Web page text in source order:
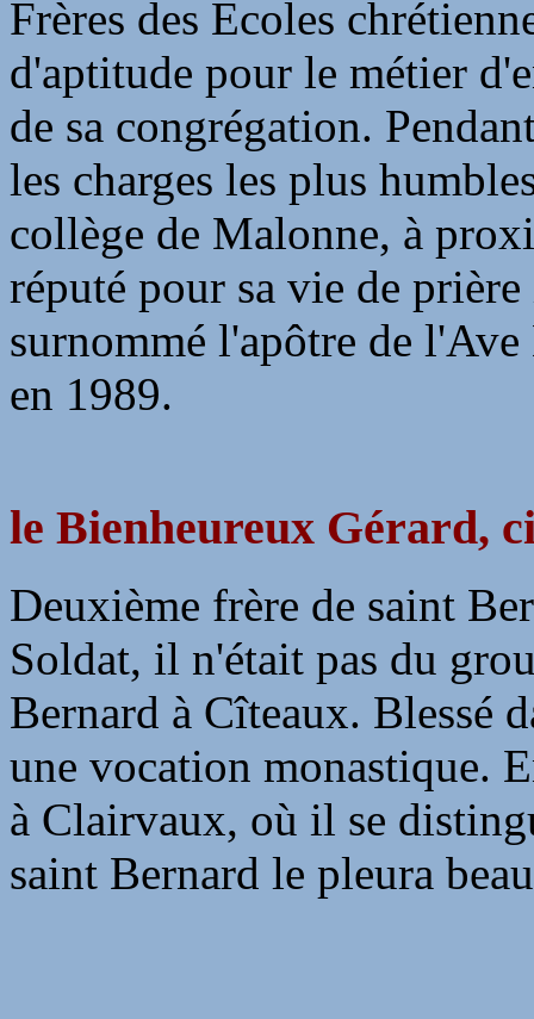
Frères des Ecoles
d'aptitude pour le métier
de sa congrégation.
les charges les plus
collège de Malonne, à
réputé pour sa vie de
surnommé l'apôtre de
en 1989.
le Bienheureux Gérard,
Deuxième frère de saint
Soldat, il n'était pas du
Bernard à Cîteaux. Blessé
une vocation monastique.
à Clairvaux, où il se
saint Bernard le pleura